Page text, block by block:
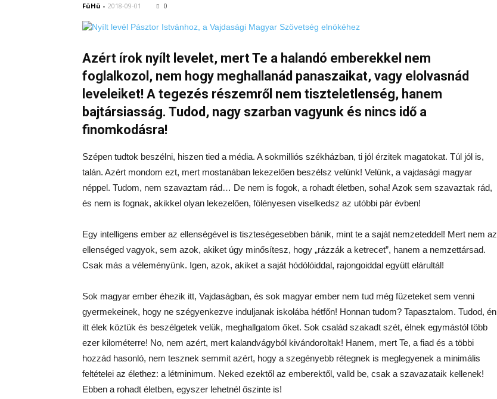
FüHü - 2018-09-01 0
Azért írok nyílt levelet, mert Te a halandó emberekkel nem
foglalkozol, nem hogy meghallanád panaszaikat, vagy elolvasnád
leveleiket! A tegezés részemről nem tiszteletlenség, hanem
bajtársiasság. Tudod, nagy szarban vagyunk és nincs idő a
finomkodásra!
Szépen tudtok beszélni, hiszen tied a média. A sokmilliós székházban, ti jól érzitek magatokat. Túl jól is,
talán. Azért mondom ezt, mert mostanában lekezelően beszélsz velünk! Velünk, a vajdasági magyar
néppel. Tudom, nem szavaztam rád… De nem is fogok, a rohadt életben, soha! Azok sem szavaztak rád,
és nem is fognak, akikkel olyan lekezelően, fölényesen viselkedsz az utóbbi pár évben!
Egy intelligens ember az ellenségével is tiszteségesebben bánik, mint te a saját nemzeteddel! Mert nem az
ellenséged vagyok, sem azok, akiket úgy minősítesz, hogy „rázzák a ketrecet”, hanem a nemzettársad.
Csak más a véleményünk. Igen, azok, akiket a saját hódólóiddal, rajongoiddal együtt elárultál!
Sok magyar ember éhezik itt, Vajdaságban, és sok magyar ember nem tud még füzeteket sem venni
gyermekeinek, hogy ne szégyenkezve induljanak iskolába hétfőn! Honnan tudom? Tapasztalom. Tudod, én
itt élek köztük és beszélgetek velük, meghallgatom őket. Sok család szakadt szét, élnek egymástól több
ezer kilométerre! No, nem azért, mert kalandvágyból kivándoroltak! Hanem, mert Te, a fiad és a többi
hozzád hasonló, nem tesznek semmit azért, hogy a szegényebb rétegnek is meglegyenek a minimális
feltételei az élethez: a létminimum. Neked ezektől az emberektől, valld be, csak a szavazataik kellenek!
Ebben a rohadt életben, egyszer lehetnél őszinte is!